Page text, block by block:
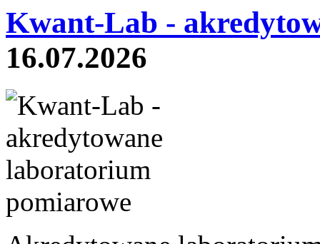
Kwant-Lab -
16.07.2026